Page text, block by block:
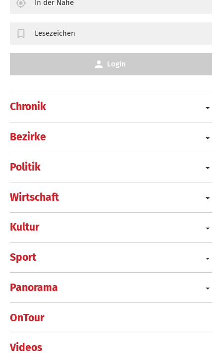
Chronik
Bezirke
Politik
Wirtschaft
Kultur
Sport
Panorama
OnTour
Videos
In der Nähe
Lesezeichen
Login